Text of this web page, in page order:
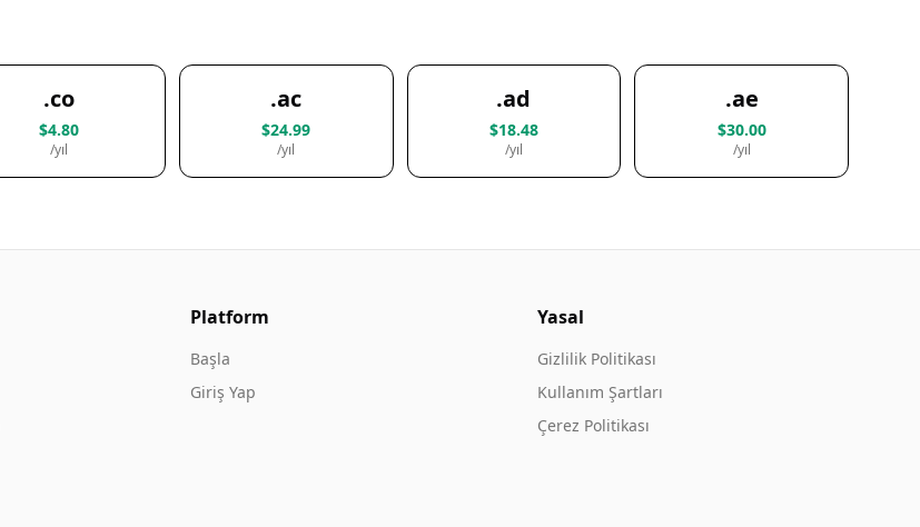
.co
$4.80
/yıl
.ac
$24.99
/yıl
.ad
$18.48
/yıl
.ae
$30.00
/yıl
Platform
Başla
Giriş Yap
Yasal
Gizlilik Politikası
Kullanım Şartları
Çerez Politikası